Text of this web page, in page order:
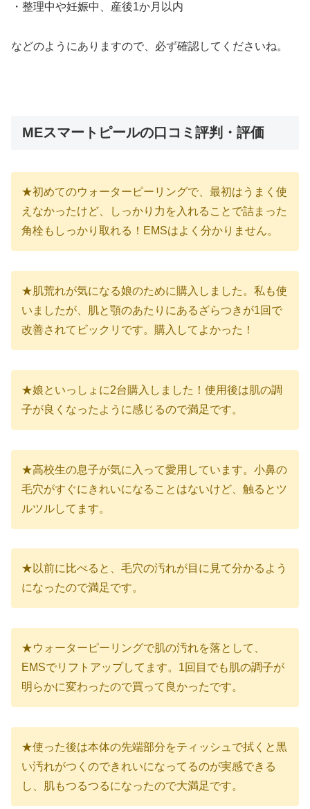
・整理中や妊娠中、産後1か月以内
などのようにありますので、必ず確認してくださいね。
MEスマートピールの口コミ評判・評価
★初めてのウォーターピーリングで、最初はうまく使
えなかったけど、しっかり力を入れることで詰まった
角栓もしっかり取れる！EMSはよく分かりません。
★肌荒れが気になる娘のために購入しました。私も使
いましたが、肌と顎のあたりにあるざらつきが1回で
改善されてビックリです。購入してよかった！
★娘といっしょに2台購入しました！使用後は肌の調
子が良くなったように感じるので満足です。
★高校生の息子が気に入って愛用しています。小鼻の
毛穴がすぐにきれいになることはないけど、触るとツ
ルツルしてます。
★以前に比べると、毛穴の汚れが目に見て分かるよう
になったので満足です。
★ウォーターピーリングで肌の汚れを落として、
EMSでリフトアップしてます。1回目でも肌の調子が
明らかに変わったので買って良かったです。
★使った後は本体の先端部分をティッシュで拭くと黒
い汚れがつくのできれいになってるのが実感できる
し、肌もつるつるになったので大満足です。